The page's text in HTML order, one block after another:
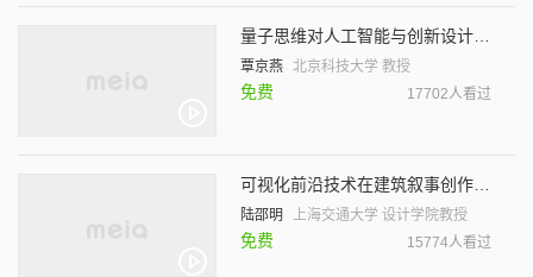
量子思维对人工智能与创新设计的影响
覃京燕 北京科技大学 教授
免费 17702人看过
可视化前沿技术在建筑叙事创作中的应用
陆邵明 上海交通大学 设计学院教授
免费 15774人看过